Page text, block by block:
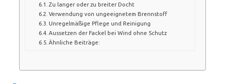
Zu langer oder zu breiter Docht
Verwendung von ungeeignetem Brennstoff
Unregelmäßige Pflege und Reinigung
Aussetzen der Fackel bei Wind ohne Schutz
Ähnliche Beiträge: